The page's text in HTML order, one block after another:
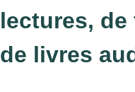
lectures,
de livres